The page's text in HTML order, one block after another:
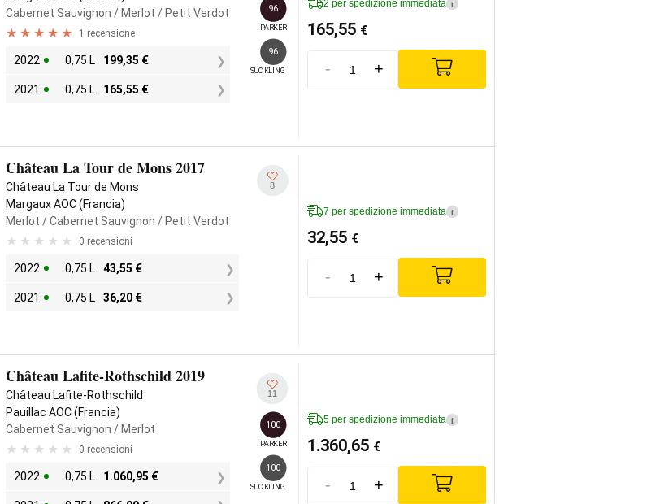
Cabernet Sauvignon / Merlot / Petit Verdot
1 recensione
2022 0,75 L 199,35 €
2021 0,75 L 165,55 €
96
PARKER
96
SUCKLING
2 per spedizione immediata i
165,55 €
- +
Château La Tour de Mons 2017
Château La Tour de Mons
Margaux AOC (Francia)
Merlot / Cabernet Sauvignon / Petit Verdot
0 recensioni
2022 0,75 L 43,55 €
2021 0,75 L 36,20 €
8
7 per spedizione immediata i
32,55 €
- +
Château Lafite-Rothschild 2019
Château Lafite-Rothschild
Pauillac AOC (Francia)
Cabernet Sauvignon / Merlot
0 recensioni
2022 0,75 L 1.060,95 €
11
100
PARKER
100
SUCKLING
5 per spedizione immediata i
1.360,65 €
- +